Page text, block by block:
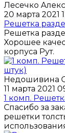
Лесечко
20 марта 2021
Решетка
Решетка
Хорошее
корпуса Рут.
Недошивина
11 марта 2021
1 комп.
Спасибо за
решетки